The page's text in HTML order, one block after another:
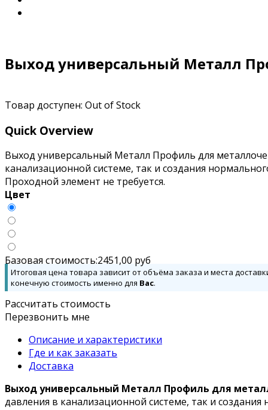
Выход универсальный Металл
Товар доступен: Out of Stock
Quick Overview
Выход универсальный Металл Профиль для
канализационной системе, так и создания
Проходной элемент не требуется.
Цвет
Базовая стоимость:2451,00 руб
Итоговая цена товара зависит от объёма заказа и места
конечную стоимость именно для Вас.
Рассчитать стоимость
Перезвонить мне
Описание и характеристики
Где и как заказать
Доставка
Выход универсальный Металл Профиль для
давления в канализационной системе, так и